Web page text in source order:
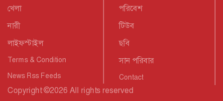
খেলা
নারী
লাইফস্টাইল
Terms & Condition
News Rss Feeds
পরিবেশ
টিউব
ছবি
সান পরিবার
Contact
Copyright©2026 All rights reserved